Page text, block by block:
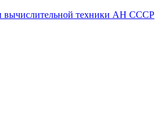
вычислительной техники АН СССР